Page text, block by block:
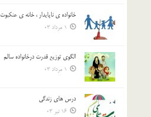
خانواده ي ناپايدار ، خانه ي عنکبوت
1 مرداد 03
الگوي توزيع قدرت درخانواده سالم
1 مرداد 03
درس هاي زندگي
16 تیر 03